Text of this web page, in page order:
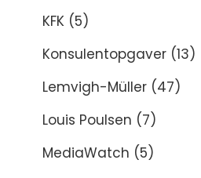
KFK (5)
Konsulentopgaver (13)
Lemvigh-Müller (47)
Louis Poulsen (7)
MediaWatch (5)